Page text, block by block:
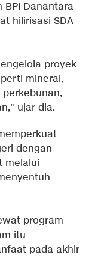
BPI Danantara
hilirisasi SDA
proyek
mineral,
ujar dia.
dengan
melalui
program
itu
pada akhir